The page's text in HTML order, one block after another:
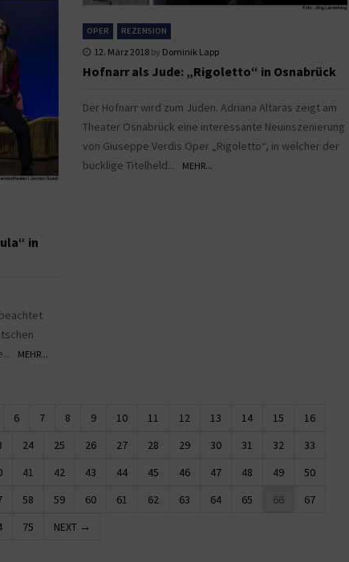
OPER REZENSION
12. März 2018 by Dominik Lapp
Hofnarr als Jude: „Rigoletto“ in Osnabrück
Der Hofnarr wird zum Juden. Adriana Altaras zeigt am
Theater Osnabrück eine interessante Neuinszenierung
von Giuseppe Verdis Oper „Rigoletto“, in welcher der
bucklige Titelheld...
MEHR...
in
MEHR...
6 7 8 9 10 11 12 13 14 15
16
24 25 26 27 28 29 30 31 32
33
41 42 43 44 45 46 47 48 49
50
58 59 60 61 62 63 64 65 66
67
75 NEXT →